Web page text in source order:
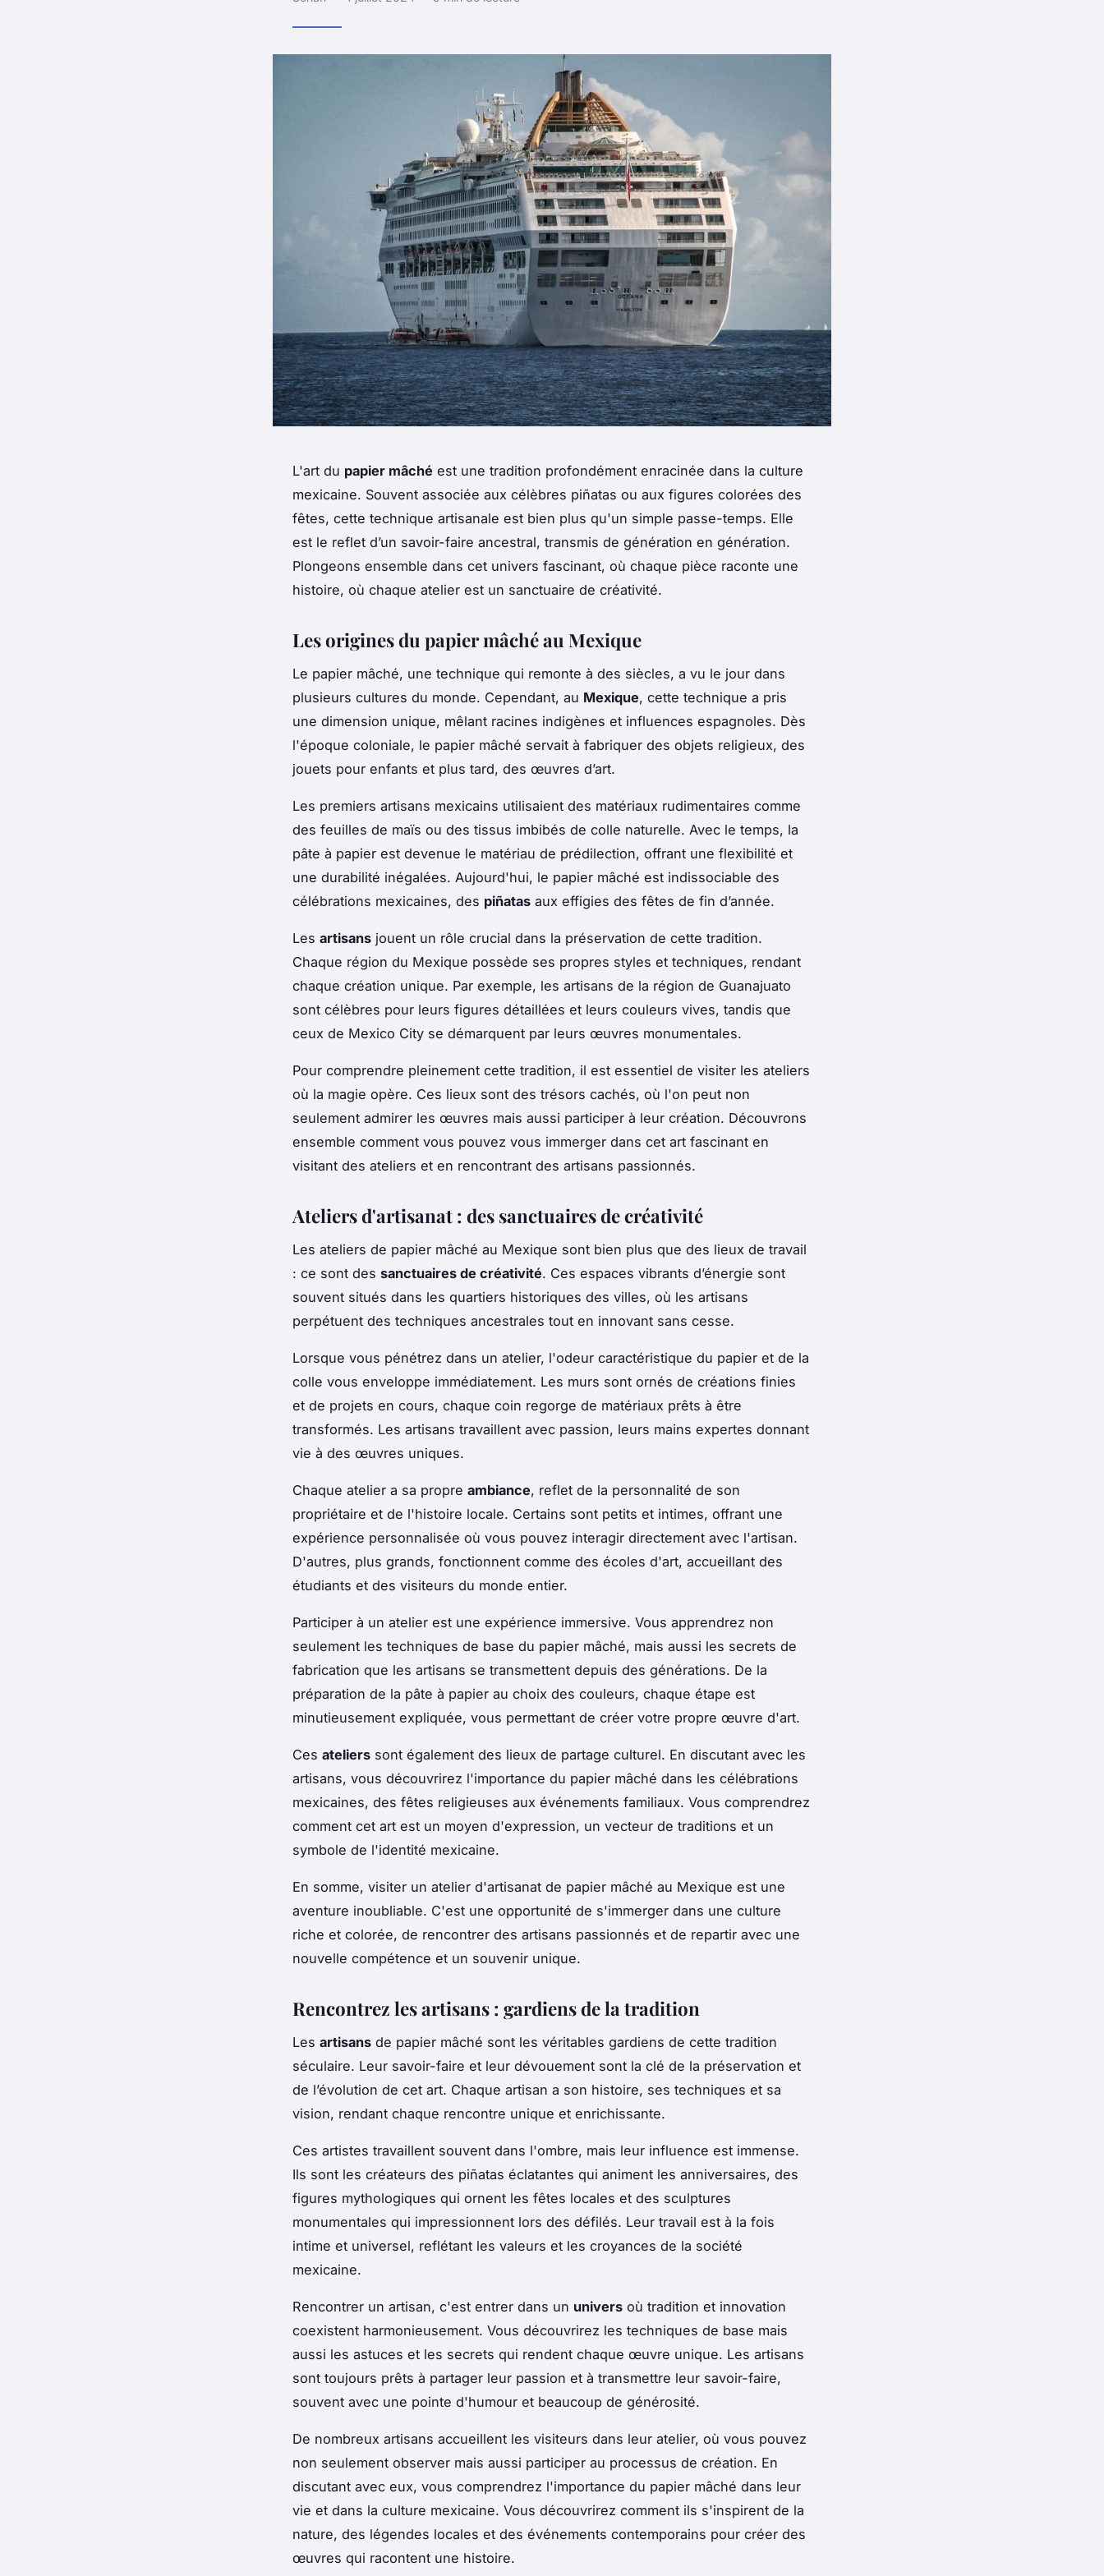
L'art du papier mâché est une tradition profondément enracinée dans la culture
mexicaine. Souvent associée aux célèbres piñatas ou aux figures colorées des
fêtes, cette technique artisanale est bien plus qu'un simple passe-temps. Elle
est le reflet d’un savoir-faire ancestral, transmis de génération en génération.
Plongeons ensemble dans cet univers fascinant, où chaque pièce raconte une
histoire, où chaque atelier est un sanctuaire de créativité.
Les origines du papier mâché au Mexique
Le papier mâché, une technique qui remonte à des siècles, a vu le jour dans
plusieurs cultures du monde. Cependant, au Mexique, cette technique a pris
une dimension unique, mêlant racines indigènes et influences espagnoles. Dès
l'époque coloniale, le papier mâché servait à fabriquer des objets religieux, des
jouets pour enfants et plus tard, des œuvres d’art.
Les premiers artisans mexicains utilisaient des matériaux rudimentaires comme
des feuilles de maïs ou des tissus imbibés de colle naturelle. Avec le temps, la
pâte à papier est devenue le matériau de prédilection, offrant une flexibilité et
une durabilité inégalées. Aujourd'hui, le papier mâché est indissociable des
célébrations mexicaines, des piñatas aux effigies des fêtes de fin d’année.
Les artisans jouent un rôle crucial dans la préservation de cette tradition.
Chaque région du Mexique possède ses propres styles et techniques, rendant
chaque création unique. Par exemple, les artisans de la région de Guanajuato
sont célèbres pour leurs figures détaillées et leurs couleurs vives, tandis que
ceux de Mexico City se démarquent par leurs œuvres monumentales.
Pour comprendre pleinement cette tradition, il est essentiel de visiter les ateliers
où la magie opère. Ces lieux sont des trésors cachés, où l'on peut non
seulement admirer les œuvres mais aussi participer à leur création. Découvrons
ensemble comment vous pouvez vous immerger dans cet art fascinant en
visitant des ateliers et en rencontrant des artisans passionnés.
Ateliers d'artisanat : des sanctuaires de créativité
Les ateliers de papier mâché au Mexique sont bien plus que des lieux de travail
: ce sont des sanctuaires de créativité. Ces espaces vibrants d’énergie sont
souvent situés dans les quartiers historiques des villes, où les artisans
perpétuent des techniques ancestrales tout en innovant sans cesse.
Lorsque vous pénétrez dans un atelier, l'odeur caractéristique du papier et de la
colle vous enveloppe immédiatement. Les murs sont ornés de créations finies
et de projets en cours, chaque coin regorge de matériaux prêts à être
transformés. Les artisans travaillent avec passion, leurs mains expertes donnant
vie à des œuvres uniques.
Chaque atelier a sa propre ambiance, reflet de la personnalité de son
propriétaire et de l'histoire locale. Certains sont petits et intimes, offrant une
expérience personnalisée où vous pouvez interagir directement avec l'artisan.
D'autres, plus grands, fonctionnent comme des écoles d'art, accueillant des
étudiants et des visiteurs du monde entier.
Participer à un atelier est une expérience immersive. Vous apprendrez non
seulement les techniques de base du papier mâché, mais aussi les secrets de
fabrication que les artisans se transmettent depuis des générations. De la
préparation de la pâte à papier au choix des couleurs, chaque étape est
minutieusement expliquée, vous permettant de créer votre propre œuvre d'art.
Ces ateliers sont également des lieux de partage culturel. En discutant avec les
artisans, vous découvrirez l'importance du papier mâché dans les célébrations
mexicaines, des fêtes religieuses aux événements familiaux. Vous comprendrez
comment cet art est un moyen d'expression, un vecteur de traditions et un
symbole de l'identité mexicaine.
En somme, visiter un atelier d'artisanat de papier mâché au Mexique est une
aventure inoubliable. C'est une opportunité de s'immerger dans une culture
riche et colorée, de rencontrer des artisans passionnés et de repartir avec une
nouvelle compétence et un souvenir unique.
Rencontrez les artisans : gardiens de la tradition
Les artisans de papier mâché sont les véritables gardiens de cette tradition
séculaire. Leur savoir-faire et leur dévouement sont la clé de la préservation et
de l’évolution de cet art. Chaque artisan a son histoire, ses techniques et sa
vision, rendant chaque rencontre unique et enrichissante.
Ces artistes travaillent souvent dans l'ombre, mais leur influence est immense.
Ils sont les créateurs des piñatas éclatantes qui animent les anniversaires, des
figures mythologiques qui ornent les fêtes locales et des sculptures
monumentales qui impressionnent lors des défilés. Leur travail est à la fois
intime et universel, reflétant les valeurs et les croyances de la société
mexicaine.
Rencontrer un artisan, c'est entrer dans un univers où tradition et innovation
coexistent harmonieusement. Vous découvrirez les techniques de base mais
aussi les astuces et les secrets qui rendent chaque œuvre unique. Les artisans
sont toujours prêts à partager leur passion et à transmettre leur savoir-faire,
souvent avec une pointe d'humour et beaucoup de générosité.
De nombreux artisans accueillent les visiteurs dans leur atelier, où vous pouvez
non seulement observer mais aussi participer au processus de création. En
discutant avec eux, vous comprendrez l'importance du papier mâché dans leur
vie et dans la culture mexicaine. Vous découvrirez comment ils s'inspirent de la
nature, des légendes locales et des événements contemporains pour créer des
œuvres qui racontent une histoire.